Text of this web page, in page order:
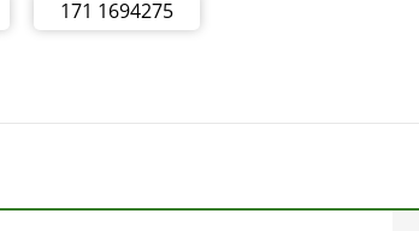
171 1694275